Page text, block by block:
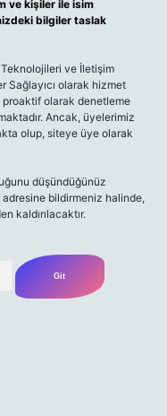
ve kişiler ile isim
bilgiler taslak
ve İletişim
Sağlayıcı olarak hizmet
olarak denetleme
Ancak, üyelerimiz
olup, siteye üye olarak
düşündüğünüz
adresine bildirmeniz halinde,
kaldırılacaktır.